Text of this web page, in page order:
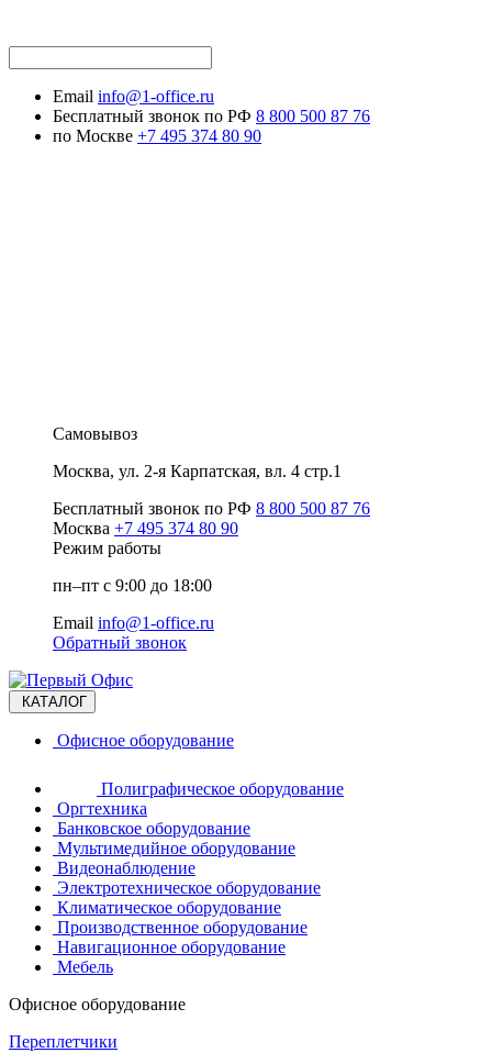
Email info@1-office.ru
Бесплатный звонок по РФ 8 800 500 87 76
по Москве +7 495 374 80 90
Самовывоз
Москва, ул. 2-я Карпатская, вл. 4 стр.1
Бесплатный звонок по РФ 8 800 500 87 76
Москва +7 495 374 80 90
Режим работы
пн–пт с 9:00 до 18:00
Email info@1-office.ru
Обратный звонок
КАТАЛОГ
Офисное оборудование
Полиграфическое оборудование
Оргтехника
Банковское оборудование
Мультимедийное оборудование
Видеонаблюдение
Электротехническое оборудование
Климатическое оборудование
Производственное оборудование
Навигационное оборудование
Мебель
Офисное оборудование
Переплетчики